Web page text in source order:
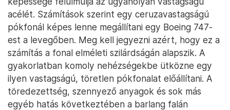
acélét. Számítások szerint egy ceruzavastagságú
pókfonál képes lenne megállítani egy Boeing 747-
est a levegőben. Meg kell jegyezni azért, hogy ez a
számítás a fonal elméleti szilárdságán alapszik. A
gyakorlatban komoly nehézségekbe ütközne egy
ilyen vastagságú, töretlen pókfonalat előállítani. A
töredezettség, szennyező anyagok és sok más
egyéb hatás következtében a barlang falán